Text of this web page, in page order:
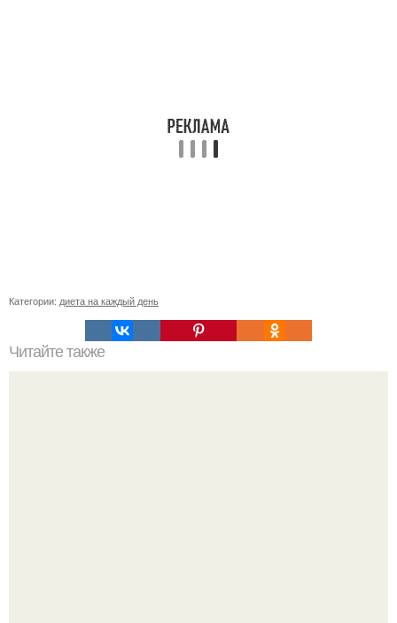
Категории: диета на каждый день
Читайте также